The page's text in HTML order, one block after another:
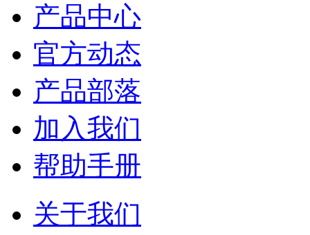
产品中心
官方动态
产品部落
加入我们
帮助手册
关于我们